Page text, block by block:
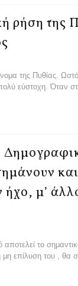
ρήση της
της Πυθίας.
εύστοχη. Όταν
ήχο, μ’
το
μη επίλυση του , θα